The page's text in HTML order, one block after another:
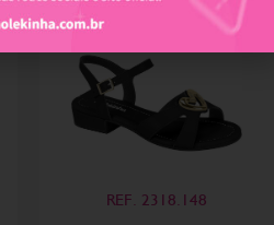
REF. 2318.148